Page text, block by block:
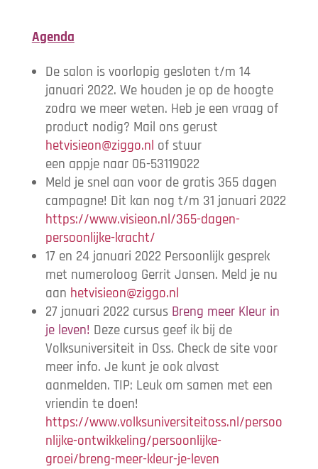
Agenda
De salon is voorlopig gesloten t/m 14
januari 2022. We houden je op de hoogte
zodra we meer weten. Heb je een vraag of
product nodig? Mail ons gerust
hetvisieon@ziggo.nl of stuur
een appje naar 06-53119022
Meld je snel aan voor de gratis 365 dagen
campagne! Dit kan nog t/m 31 januari 2022
https://www.visieon.nl/365-dagen-
persoonlijke-kracht/
17 en 24 januari 2022 Persoonlijk gesprek
met numeroloog Gerrit Jansen. Meld je nu
aan hetvisieon@ziggo.nl
27 januari 2022 cursus Breng meer Kleur in
je leven! Deze cursus geef ik bij de
Volksuniversiteit in Oss. Check de site voor
meer info. Je kunt je ook alvast
aanmelden. TIP: Leuk om samen met een
vriendin te doen!
https://www.volksuniversiteitoss.nl/persoo
nlijke-ontwikkeling/persoonlijke-
groei/breng-meer-kleur-je-leven